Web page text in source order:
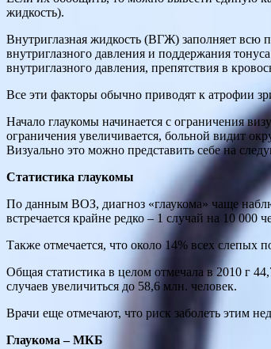
жидкость).
Внутриглазная жидкость (ВГЖ) заполняет всю
внутриглазного давления и поддержания
внутриглазного давления, препятствия в
Все эти факторы обычно приводят к атрофии
Начало глаукомы начинается с ограничения
ограничения увеличивается, больной видит
Визуально это можно представить себе на
Статистика глаукомы
По данным ВОЗ, диагноз «глаукома» чаще
встречается крайне редко – 1 случай на 10 000
Также отмечается, что около 14% всех слепых
Общая статистика в целом отмечала в 2010 г
случаев увеличиться до 58,6 млн. человек.
Врачи еще отмечают, что риск заболеть этим
Глаукома – МКБ